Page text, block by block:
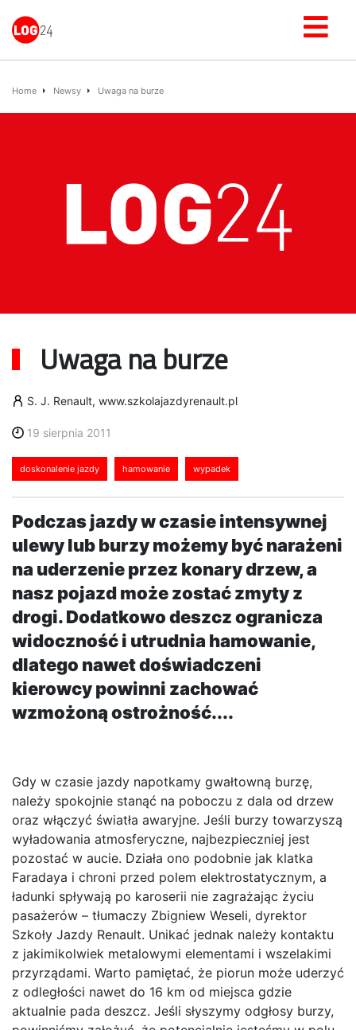
Home Newsy Uwaga na burze
Uwaga na burze
S. J. Renault, www.szkolajazdyrenault.pl
19 sierpnia 2011
doskonalenie jazdy hamowanie wypadek
Podczas jazdy w czasie intensywnej
ulewy lub burzy możemy być narażeni
na uderzenie przez konary drzew, a
nasz pojazd może zostać zmyty z
drogi. Dodatkowo deszcz ogranicza
widoczność i utrudnia hamowanie,
dlatego nawet doświadczeni
kierowcy powinni zachować
wzmożoną ostrożność....
Gdy w czasie jazdy napotkamy gwałtowną burzę,
należy spokojnie stanąć na poboczu z dala od drzew
oraz włączyć światła awaryjne. Jeśli burzy towarzyszą
wyładowania atmosferyczne, najbezpieczniej jest
pozostać w aucie. Działa ono podobnie jak klatka
Faradaya i chroni przed polem elektrostatycznym, a
ładunki spływają po karoserii nie zagrażając życiu
pasażerów – tłumaczy Zbigniew Weseli, dyrektor
Szkoły Jazdy Renault. Unikać jednak należy kontaktu
z jakimikolwiek metalowymi elementami i wszelakimi
przyrządami. Warto pamiętać, że piorun może uderzyć
z odległości nawet do 16 km od miejsca gdzie
aktualnie pada deszcz. Jeśli słyszymy odgłosy burzy,